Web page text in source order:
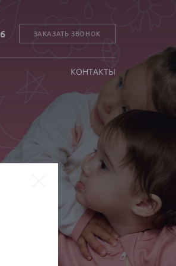
ЗАКАЗАТЬ ЗВОНОК
КОНТАКТЫ